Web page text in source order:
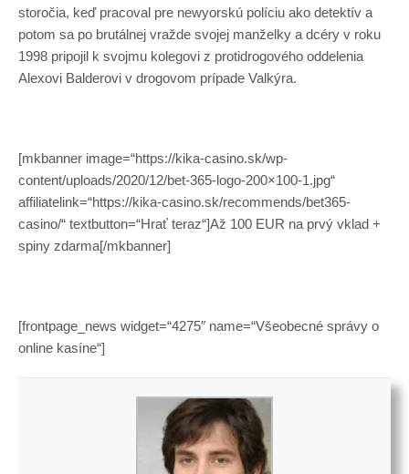
storočia, keď pracoval pre newyorskú políciu ako detektív a
potom sa po brutálnej vražde svojej manželky a dcéry v roku
1998 pripojil k svojmu kolegovi z protidrogového oddelenia
Alexovi Balderovi v drogovom prípade Valkýra.
[mkbanner image=“https://kika-casino.sk/wp-
content/uploads/2020/12/bet-365-logo-200×100-1.jpg“
affiliatelink=“https://kika-casino.sk/recommends/bet365-
casino/“ textbutton=“Hrať teraz“]Až 100 EUR na prvý vklad +
spiny zdarma[/mkbanner]
[frontpage_news widget=“4275″ name=“Všeobecné správy o
online kasíne“]